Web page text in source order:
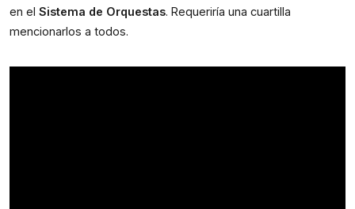
en el Sistema de Orquestas. Requeriría una cuartilla
mencionarlos a todos.